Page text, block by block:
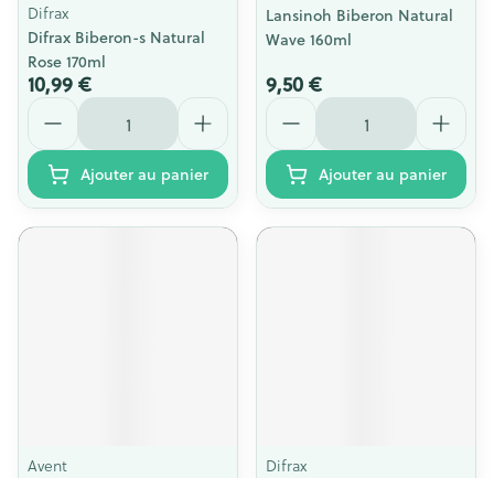
Difrax
Difrax Biberon-s Natural
Rose 170ml
10,99 €
Quantité
Ajouter au panier
Lansinoh Biberon Natural
Wave 160ml
9,50 €
Quantité
Ajouter au panier
Avent Difrax